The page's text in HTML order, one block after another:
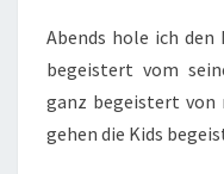
Abends hole ich
begeistert vom
ganz begeistert von
gehen die Kids